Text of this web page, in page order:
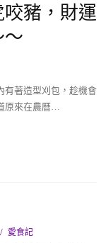
豬，財運
～
有著造型刈包，趁機會
原來在農曆…
愛食記